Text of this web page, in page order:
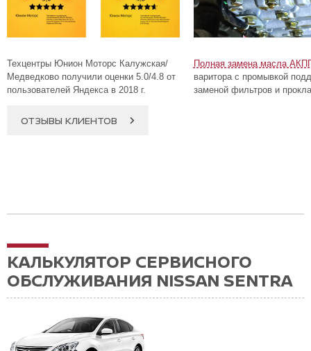
Техцентры Юнион Моторс Калужская/
Медведково получили оценки 5.0/4.8 от
пользователей Яндекса в 2018 г.
ОТЗЫВЫ КЛИЕНТОВ
Полная замена масла
варитора с промывкой
заменой фильтров и
КАЛЬКУЛЯТОР СЕРВИСНОГО
ОБСЛУЖИВАНИЯ NISSAN SENTRA